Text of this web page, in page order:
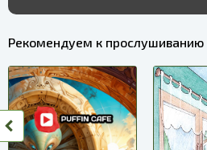
Рекомендуем к прослушиванию